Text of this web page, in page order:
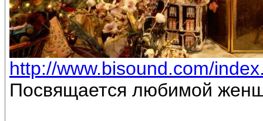
http://www.bisound.com/
Посвящается любимой